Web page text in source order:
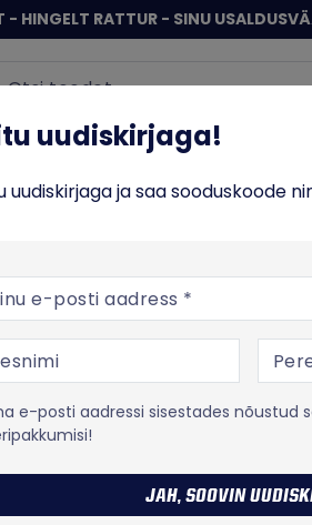
- HINGELT RATTUR - SINU
ja
uudiskirjaga!
uudiskirjaga ja saa sooduskoode
aadress
e-posti aadressi sisestades nõustud
JAH, SOOVIN